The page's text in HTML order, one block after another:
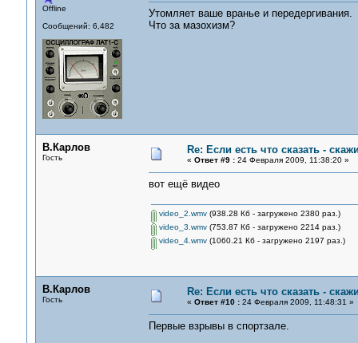
Offline
Сообщений: 6,482
Утомляет ваше вранье и передергивания.
Что за мазохизм?
В.Карлов
Гость
Re: Если есть что сказать -
« Ответ #9 :24 Февраля 2009, 11:38:20 »
вот ещё видео
video_2.wmv(938.28 Кб - загружено 2380 раз.)
video_3.wmv(753.87 Кб - загружено 2214 раз.)
video_4.wmv(1060.21 Кб - загружено 2197 раз.)
В.Карлов
Гость
Re: Если есть что сказать -
« Ответ #10 :24 Февраля 2009, 11:48:31 »
Первые взрывы в спортзале.